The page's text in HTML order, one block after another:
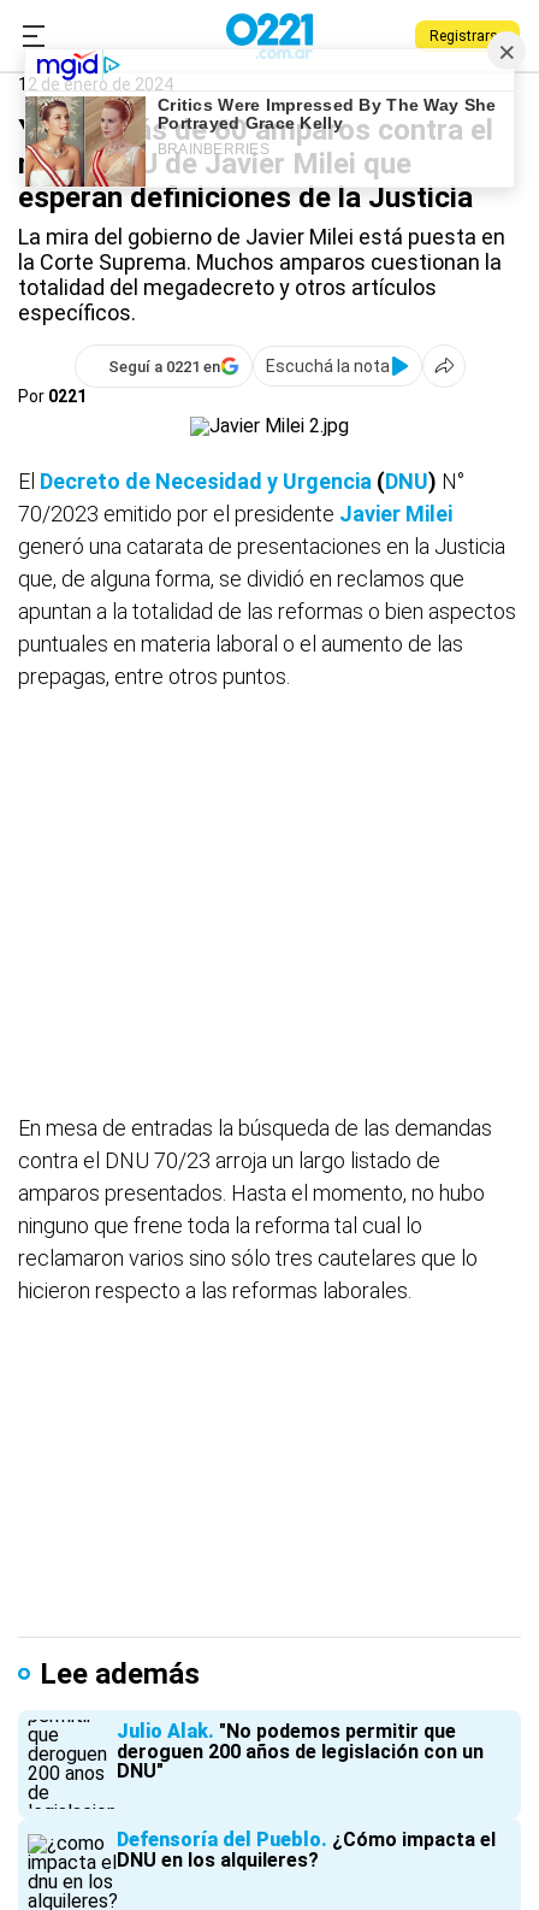
Registrarse
0221.com.ar
CGT
12 de enero de 2024
Ya hay más de 60 amparos contra el
mega DNU de Javier Milei que
esperan definiciones de la Justicia
La mira del gobierno de Javier Milei está puesta en
la Corte Suprema. Muchos amparos cuestionan la
totalidad del megadecreto y otros artículos
específicos.
Seguí a 0221 en
Escuchá la nota
Por 0221
El Decreto de Necesidad y Urgencia (DNU) N°
70/2023 emitido por el presidente Javier Milei
generó una catarata de presentaciones en la Justicia
que, de alguna forma, se dividió en reclamos que
apuntan a la totalidad de las reformas o bien aspectos
puntuales en materia laboral o el aumento de las
prepagas, entre otros puntos.
En mesa de entradas la búsqueda de las demandas
contra el DNU 70/23 arroja un largo listado de
amparos presentados. Hasta el momento, no hubo
ninguno que frene toda la reforma tal cual lo
reclamaron varios sino sólo tres cautelares que lo
hicieron respecto a las reformas laborales.
Lee además
Julio Alak "No podemos permitir que
deroguen 200 años de legislación con un
DNU"
Defensoría del Pueblo ¿Cómo impacta el
DNU en los alquileres?